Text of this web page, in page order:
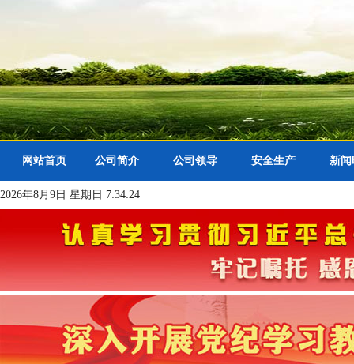
网站首页 公司简介 公司领导 安全生产 新
2026年8月9日 星期日 7:34:24